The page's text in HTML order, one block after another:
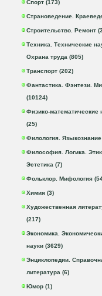
Спорт (173)
Страноведение.
Строительство. Ремонт
Техника. Технические
Охрана труда (805)
Транспорт (202)
Фантастика. Фэнтези.
(10124)
Физико-математические
(25)
Филология. Языкознание
Философия. Логика.
Эстетика (7)
Фольклор. Мифология
Химия (3)
Художественная
(217)
Экономика.
науки (3629)
Энциклопедии.
литература (6)
Юмор (1)